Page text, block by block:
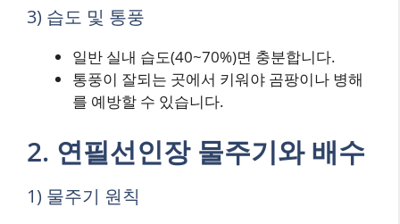
3) 습도 및 통풍
일반 실내 습도(40~70%)면 충분합니다.
통풍이 잘되는 곳에서 키워야 곰팡이나 병해
를 예방할 수 있습니다.
2. 연필선인장 물주기와 배수
1) 물주기 원칙